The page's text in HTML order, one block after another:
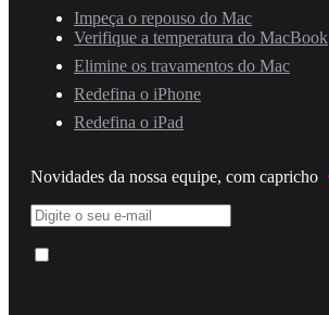
Impeça o repouso do Mac
Verifique a temperatura do MacBook
Elimine os travamentos do Mac
Redefina o iPhone
Redefina o iPad
Novidades da nossa equipe, com capricho